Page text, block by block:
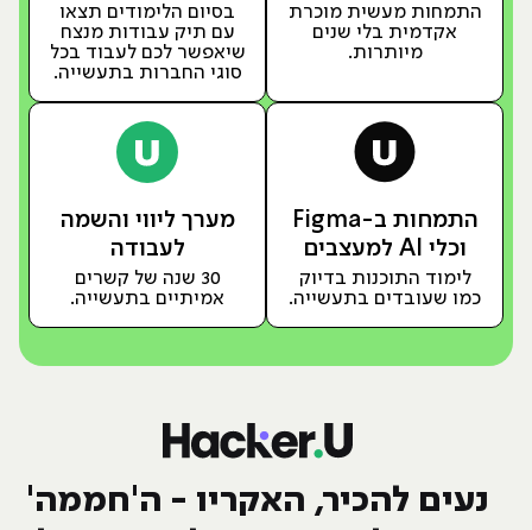
התמחות מעשית מוכרת
אקדמית בלי שנים
מיותרות.
בסיום הלימודים תצאו
עם תיק עבודות מנצח
שיאפשר לכם לעבוד בכל
סוגי החברות בתעשייה.
התמחות ב-Figma
וכלי AI למעצבים
לימוד התוכנות בדיוק
כמו שעובדים בתעשייה.
מערך ליווי והשמה
לעבודה
30 שנה של קשרים
אמיתיים בתעשייה.
נעים להכיר, האקריו - ה'חממה'